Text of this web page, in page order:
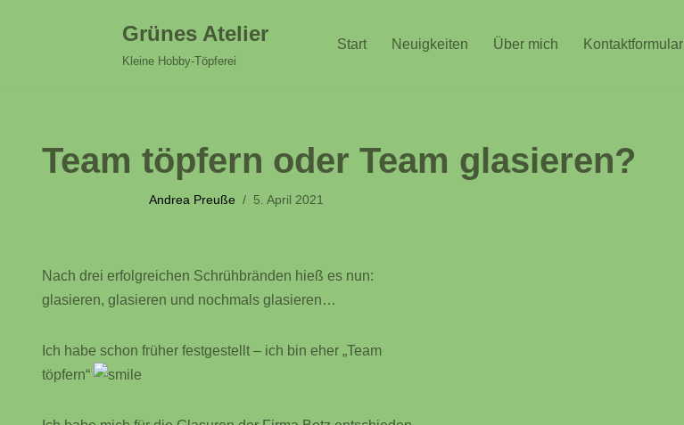
Grünes Atelier
Kleine Hobby-Töpferei
Start Neuigkeiten Über mich Kontaktformular
Team töpfern oder Team glasieren?
Andrea Preuße 5. April 2021
Nach drei erfolgreichen Schrühbränden hieß es nun:
glasieren, glasieren und nochmals glasieren…
Ich habe schon früher festgestellt – ich bin eher „Team
töpfern“